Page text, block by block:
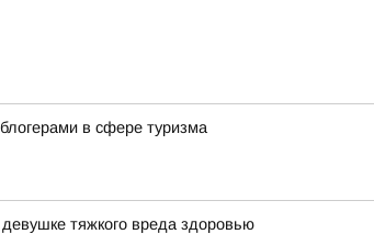
в сфере туризма
тяжкого вреда здоровью